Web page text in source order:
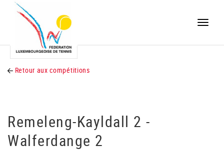
Toggle
Retour aux compétitions
Remeleng-Kayldall 2 -
Walferdange 2